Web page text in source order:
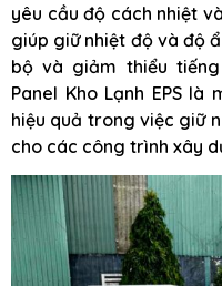
yêu cầu độ cách nhiệt
giúp giữ nhiệt độ và độ
bộ và giảm thiểu
Panel Kho Lạnh EPS
hiệu quả trong việc giữ
cho các công trình xây